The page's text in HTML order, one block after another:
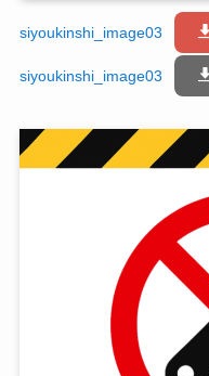
siyoukinshi_image03
siyoukinshi_image03